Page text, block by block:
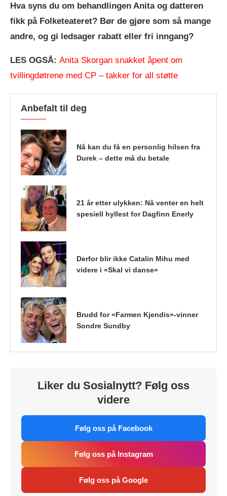
Hva syns du om behandlingen Anita og datteren
fikk på Folketeateret? Bør de gjøre som så mange
andre, og gi ledsager rabatt eller fri inngang?
LES OGSÅ: Anita Skorgan snakket åpent om
tvillingdøtrene med CP – takker for all støtte
Anbefalt til deg
Nå kan du få en personlig hilsen fra
Durek – dette må du betale
21 år etter ulykken: Nå venter en helt
spesiell hyllest for Dagfinn Enerly
Derfor blir ikke Catalin Mihu med
videre i «Skal vi danse»
Brudd for «Farmen Kjendis»-vinner
Sondre Sundby
Liker du Sosialnytt? Følg oss
videre
Følg oss på Facebook
Følg oss på Instagram
Følg oss på Google